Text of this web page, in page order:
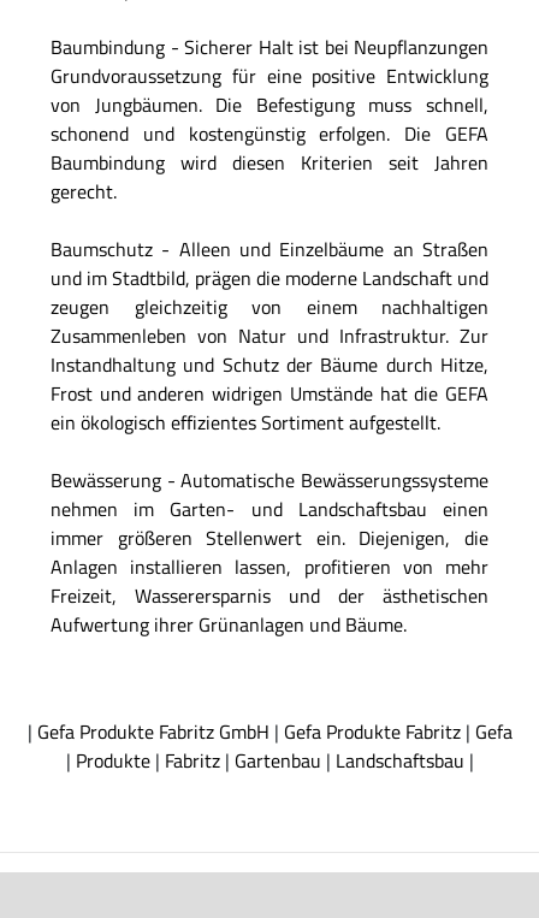
Baumbindung - Sicherer Halt ist bei Neupflanzungen
Grundvoraussetzung für eine positive Entwicklung
von Jungbäumen. Die Befestigung muss schnell,
schonend und kostengünstig erfolgen. Die GEFA
Baumbindung wird diesen Kriterien seit Jahren
gerecht.
Baumschutz - Alleen und Einzelbäume an Straßen
und im Stadtbild, prägen die moderne Landschaft und
zeugen gleichzeitig von einem nachhaltigen
Zusammenleben von Natur und Infrastruktur. Zur
Instandhaltung und Schutz der Bäume durch Hitze,
Frost und anderen widrigen Umstände hat die GEFA
ein ökologisch effizientes Sortiment aufgestellt.
Bewässerung - Automatische Bewässerungssysteme
nehmen im Garten- und Landschaftsbau einen
immer größeren Stellenwert ein. Diejenigen, die
Anlagen installieren lassen, profitieren von mehr
Freizeit, Wasserersparnis und der ästhetischen
Aufwertung ihrer Grünanlagen und Bäume.
| Gefa Produkte Fabritz GmbH | Gefa Produkte Fabritz| Gefa
| Produkte| Fabritz| Gartenbau | Landschaftsbau |